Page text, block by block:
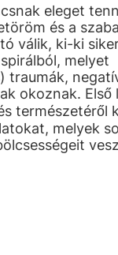
eleget
és a
válik, ki-ki
melyet
traumák,
okoznak. Első
természetéről
melyek